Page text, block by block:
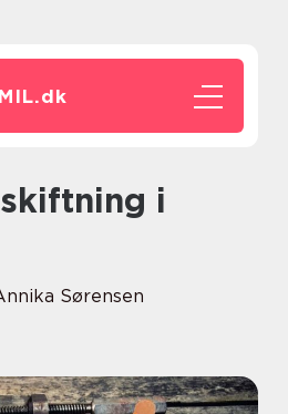
dk
Sørensen